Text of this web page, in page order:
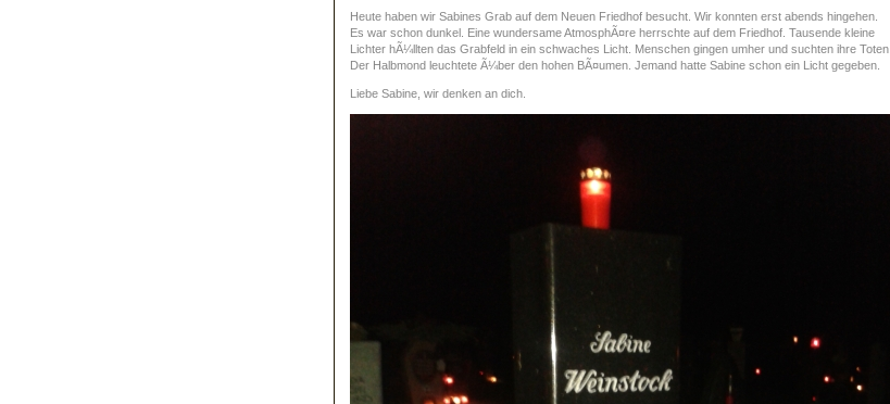
Heute haben wir Sabines Grab auf dem Neuen Friedhof besucht. Wir konnten erst abends hingehen.
Es war schon dunkel. Eine wundersame AtmosphÃ¤re herrschte auf dem Friedhof. Tausende kleine
Lichter hÃ¼llten das Grabfeld in ein schwaches Licht. Menschen gingen umher und suchten ihre Toten.
Der Halbmond leuchtete Ã¼ber den hohen BÃ¤umen. Jemand hatte Sabine schon ein Licht gegeben.
Liebe Sabine, wir denken an dich.